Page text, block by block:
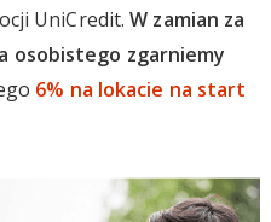
UniCredit.W zamian za
osobistego zgarniemy
6% na lokacie na start